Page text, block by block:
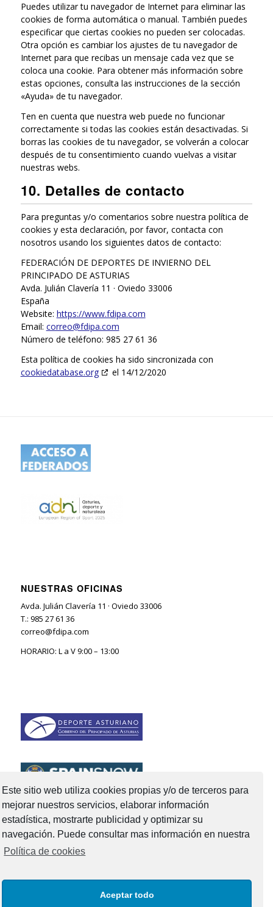
Este sitio web utiliza cookies propias y/o de terceros para
mejorar nuestros servicios, elaborar información
estadística, mostrarte publicidad y optimizar su
navegación. Puede consultar mas información en nuestra
Política de cookies
Aceptar todo
Puedes utilizar tu navegador de Internet para eliminar las
cookies de forma automática o manual. También puedes
especificar que ciertas cookies no pueden ser colocadas.
Otra opción es cambiar los ajustes de tu navegador de
Internet para que recibas un mensaje cada vez que se
coloca una cookie. Para obtener más información sobre
estas opciones, consulta las instrucciones de la sección
«Ayuda» de tu navegador.
Ten en cuenta que nuestra web puede no funcionar
correctamente si todas las cookies están desactivadas. Si
borras las cookies de tu navegador, se volverán a colocar
después de tu consentimiento cuando vuelvas a visitar
nuestras webs.
10. Detalles de contacto
Para preguntas y/o comentarios sobre nuestra política de
cookies y esta declaración, por favor, contacta con
nosotros usando los siguientes datos de contacto:
FEDERACIÓN DE DEPORTES DE INVIERNO DEL
PRINCIPADO DE ASTURIAS
Avda. Julián Clavería 11 · Oviedo 33006
España
Website: https://www.fdipa.com
Email: correo@fdipa.com
Número de teléfono: 985 27 61 36
Esta política de cookies ha sido sincronizada con
cookiedatabase.org
el 14/12/2020
NUESTRAS OFICINAS
Avda. Julián Clavería 11 · Oviedo 33006
T.: 985 27 61 36
correo@fdipa.com
HORARIO: L a V 9:00 – 13:00